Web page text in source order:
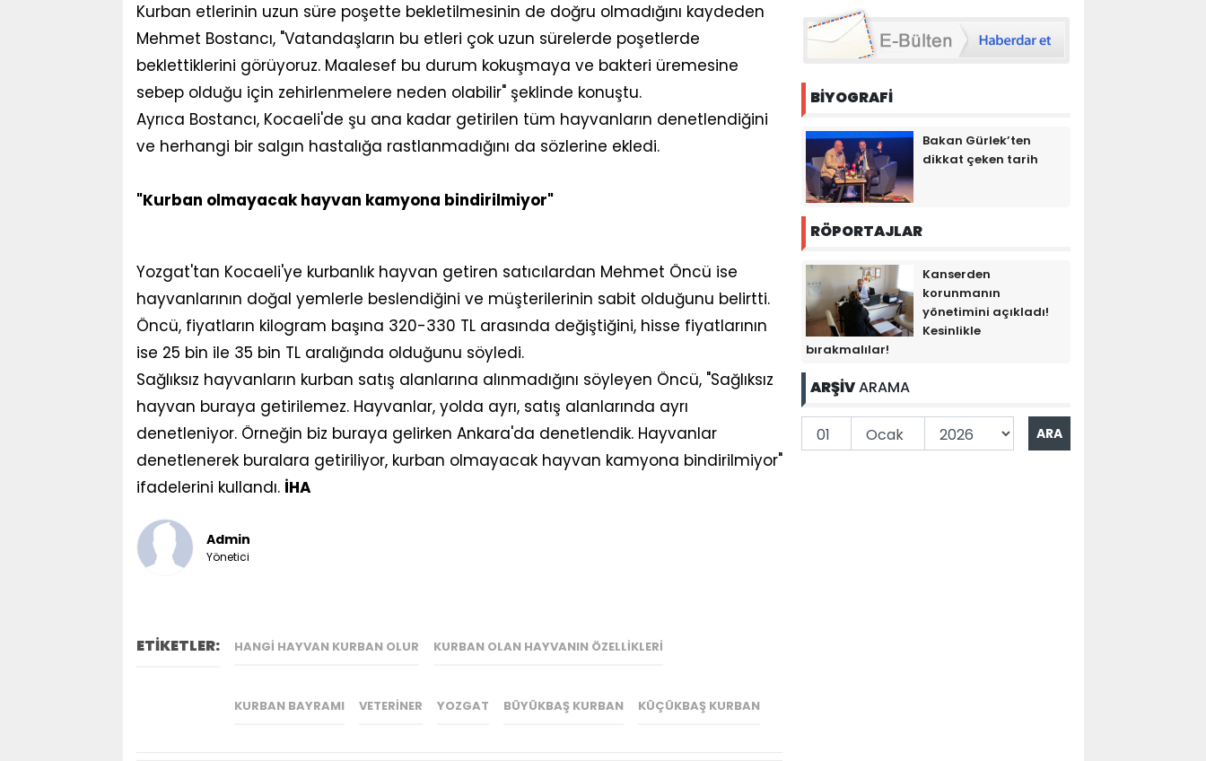
Kurban etlerinin uzun süre poşette bekletilmesinin de doğru olmadığını kaydeden
Mehmet Bostancı, "Vatandaşların bu etleri çok uzun sürelerde poşetlerde
beklettiklerini görüyoruz. Maalesef bu durum kokuşmaya ve bakteri üremesine
sebep olduğu için zehirlenmelere neden olabilir" şeklinde konuştu.
Ayrıca Bostancı, Kocaeli'de şu ana kadar getirilen tüm hayvanların denetlendiğini
ve herhangi bir salgın hastalığa rastlanmadığını da sözlerine ekledi.
"Kurban olmayacak hayvan kamyona bindirilmiyor"
Yozgat'tan Kocaeli'ye kurbanlık hayvan getiren satıcılardan Mehmet Öncü ise
hayvanlarının doğal yemlerle beslendiğini ve müşterilerinin sabit olduğunu belirtti.
Öncü, fiyatların kilogram başına 320-330 TL arasında değiştiğini, hisse fiyatlarının
ise 25 bin ile 35 bin TL aralığında olduğunu söyledi.
Sağlıksız hayvanların kurban satış alanlarına alınmadığını söyleyen Öncü, "Sağlıksız
hayvan buraya getirilemez. Hayvanlar, yolda ayrı, satış alanlarında ayrı
denetleniyor. Örneğin biz buraya gelirken Ankara'da denetlendik. Hayvanlar
denetlenerek buralara getiriliyor, kurban olmayacak hayvan kamyona bindirilmiyor"
ifadelerini kullandı. İHA
Admin
Yönetici
ETİKETLER: HANGI HAYVAN KURBAN OLUR KURBAN OLAN HAYVANIN ÖZELLIKLERI
KURBAN BAYRAMI VETERINER YOZGAT BÜYÜKBAŞ KURBAN KÜÇÜKBAŞ KURBAN
BİYOGRAFİ
Bakan Gürlek’ten
dikkat çeken tarih
RÖPORTAJLAR
Kanserden
korunmanın
yönetimini açıkladı!
Kesinlikle
bırakmalılar!
ARŞİVARAMA